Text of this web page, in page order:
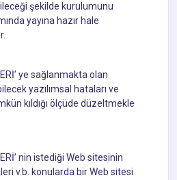
şekilde kurulumunu
yayına hazır hale
ye sağlanmakta olan
yazılımsal hataları ve
kıldığı ölçüde düzeltmekle
nin istediği Web sitesinin
v.b. konularda bir Web sitesi